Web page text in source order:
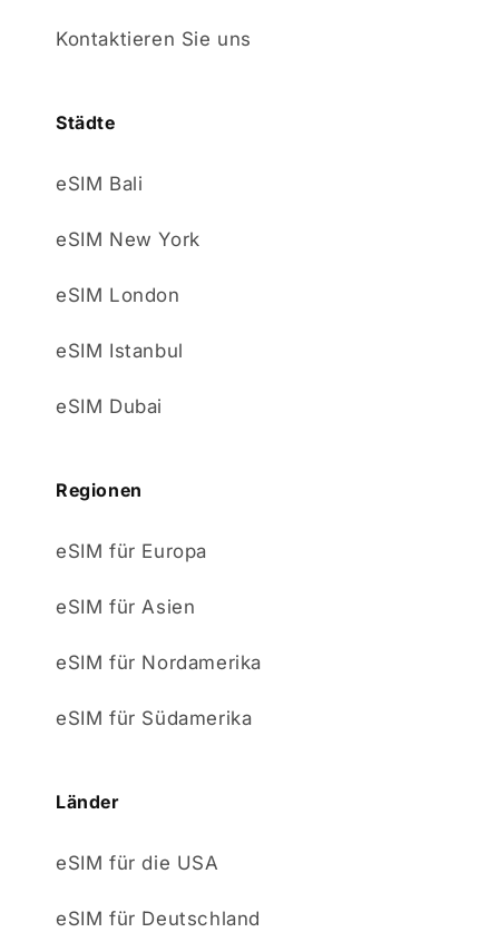
Kontaktieren Sie uns
Städte
eSIM Bali
eSIM New York
eSIM London
eSIM Istanbul
eSIM Dubai
Regionen
eSIM für Europa
eSIM für Asien
eSIM für Nordamerika
eSIM für Südamerika
Länder
eSIM für die USA
eSIM für Deutschland